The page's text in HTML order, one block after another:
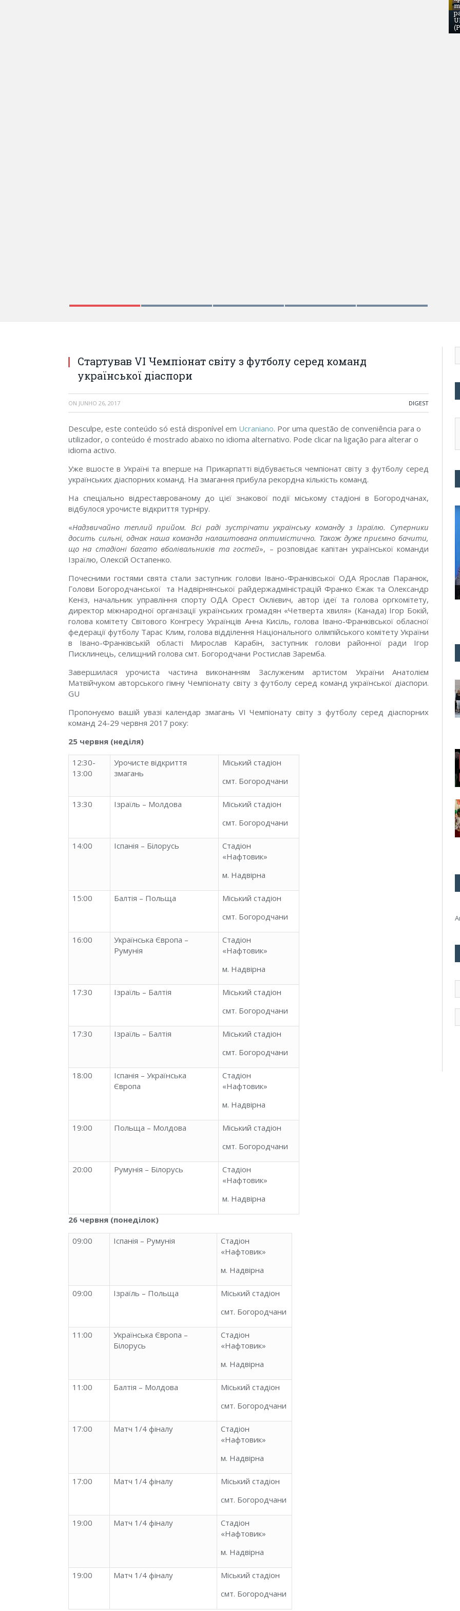
Стартував VI Чемпіонат світу з футболу серед команд
української діаспори
ON JUNHO 26, 2017 DIGEST
Desculpe, este conteúdo só está disponível em Ucraniano. Por uma questão de conveniência para o
utilizador, o conteúdo é mostrado abaixo no idioma alternativo. Pode clicar na ligação para alterar o
idioma activo.
Уже вшосте в Україні та вперше на Прикарпатті відбувається чемпіонат світу з футболу серед
українських діаспорних команд. На змагання прибула рекордна кількість команд.
На спеціально відреставрованому до цієї знакової події міському стадіоні в Богородчанах,
відбулося урочисте відкриття турніру.
«Надзвичайно теплий прийом. Всі раді зустрічати українську команду з Ізраїлю. Суперники
досить сильні, однак наша команда налаштована оптимістично. Також дуже приємно бачити,
що на стадіоні багато вболівальників та гостей», – розповідає капітан української команди
Ізраїлю, Олексій Остапенко.
Почесними гостями свята стали заступник голови Івано-Франківської ОДА Ярослав Паранюк,
Голови Богородчанської та Надвірнянської райдержадміністрацій Франко Єжак та Олександр
Кеніз, начальник управління спорту ОДА Орест Оклієвич, автор ідеї та голова оргкомітету,
директор міжнародної організації українських громадян «Четверта хвиля» (Канада) Ігор Бокій,
голова комітету Світового Конгресу Українців Анна Кисіль, голова Івано-Франківської обласної
федерації футболу Тарас Клим, голова відділення Національного олімпійського комітету України
в Івано-Франківській області Мирослав Карабін, заступник голови районної ради Ігор
Писклинець, селищний голова смт. Богородчани Ростислав Заремба.
Завершилася урочиста частина виконанням Заслуженим артистом України Анатолієм
Матвійчуком авторського гімну Чемпіонату світу з футболу серед команд української діаспори.
GU
Пропонуємо вашій увазі календар змагань VI Чемпіонату світу з футболу серед діаспорних
команд 24-29 червня 2017 року:
25 червня (неділя)
12:30-
13:00
Урочисте відкриття
змагань
Міський стадіон
смт. Богородчани
13:30 Ізраїль – Молдова
Міський стадіон
смт. Богородчани
14:00 Іспанія – Білорусь
Стадіон
«Нафтовик»
м. Надвірна
15:00 Балтія – Польща
Міський стадіон
смт. Богородчани
16:00
Українська Європа –
Румунія
Стадіон
«Нафтовик»
м. Надвірна
17:30 Ізраїль – Балтія
Міський стадіон
смт. Богородчани
17:30 Ізраїль – Балтія
Міський стадіон
смт. Богородчани
18:00
Іспанія – Українська
Європа
Стадіон
«Нафтовик»
м. Надвірна
19:00 Польща – Молдова
Міський стадіон
смт. Богородчани
20:00 Румунія – Білорусь
Стадіон
«Нафтовик»
м. Надвірна
26 червня (понеділок)
09:00 Іспанія – Румунія
Стадіон
«Нафтовик»
м. Надвірна
09:00 Ізраїль – Польща
Міський стадіон
смт. Богородчани
11:00
Українська Європа –
Білорусь
Стадіон
«Нафтовик»
м. Надвірна
11:00 Балтія – Молдова
Міський стадіон
смт. Богородчани
17:00 Матч 1/4 фіналу
Стадіон
«Нафтовик»
м. Надвірна
17:00 Матч 1/4 фіналу
Міський стадіон
смт. Богородчани
19:00 Матч 1/4 фіналу
Стадіон
«Нафтовик»
м. Надвірна
19:00 Матч 1/4 фіналу
Міський стадіон
смт. Богородчани